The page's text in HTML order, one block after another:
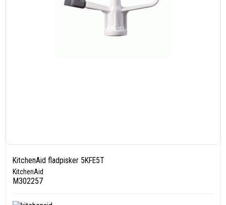
KitchenAid fladpisker 5KFE5T
KitchenAid
M302257